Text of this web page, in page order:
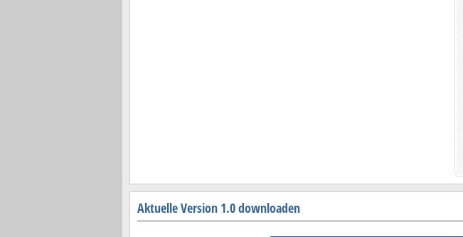
Aktuelle Version 1.0 downloaden